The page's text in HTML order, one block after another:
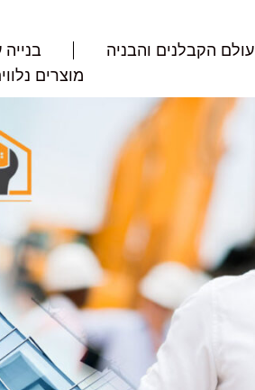
עולם הקבלנים והבניה
מוצרים